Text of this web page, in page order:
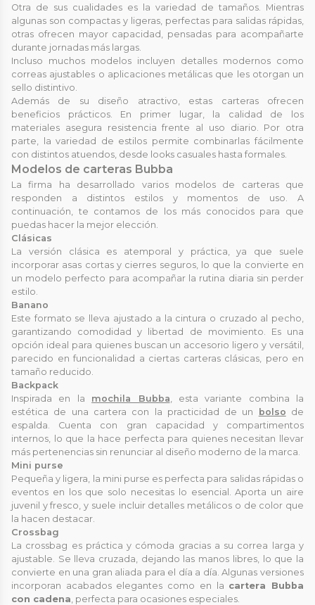
Otra de sus cualidades es la variedad de tamaños. Mientras
algunas son compactas y ligeras, perfectas para salidas rápidas,
otras ofrecen mayor capacidad, pensadas para acompañarte
durante jornadas más largas.
Incluso muchos modelos incluyen detalles modernos como
correas ajustables o aplicaciones metálicas que les otorgan un
sello distintivo.
Además de su diseño atractivo, estas carteras ofrecen
beneficios prácticos. En primer lugar, la calidad de los
materiales asegura resistencia frente al uso diario. Por otra
parte, la variedad de estilos permite combinarlas fácilmente
con distintos atuendos, desde looks casuales hasta formales.
Modelos de carteras Bubba
La firma ha desarrollado varios modelos de carteras que
responden a distintos estilos y momentos de uso. A
continuación, te contamos de los más conocidos para que
puedas hacer la mejor elección.
Clásicas
La versión clásica es atemporal y práctica, ya que suele
incorporar asas cortas y cierres seguros, lo que la convierte en
un modelo perfecto para acompañar la rutina diaria sin perder
estilo.
Banano
Este formato se lleva ajustado a la cintura o cruzado al pecho,
garantizando comodidad y libertad de movimiento. Es una
opción ideal para quienes buscan un accesorio ligero y versátil,
parecido en funcionalidad a ciertas carteras clásicas, pero en
tamaño reducido.
Backpack
Inspirada en la mochila Bubba , esta variante combina la
estética de una cartera con la practicidad de un bolso de
espalda. Cuenta con gran capacidad y compartimentos
internos, lo que la hace perfecta para quienes necesitan llevar
más pertenencias sin renunciar al diseño moderno de la marca.
Mini purse
Pequeña y ligera, la mini purse es perfecta para salidas rápidas o
eventos en los que solo necesitas lo esencial. Aporta un aire
juvenil y fresco, y suele incluir detalles metálicos o de color que
la hacen destacar.
Crossbag
La crossbag es práctica y cómoda gracias a su correa larga y
ajustable. Se lleva cruzada, dejando las manos libres, lo que la
convierte en una gran aliada para el día a día. Algunas versiones
incorporan acabados elegantes como en la cartera Bubba
con cadena , perfecta para ocasiones especiales.